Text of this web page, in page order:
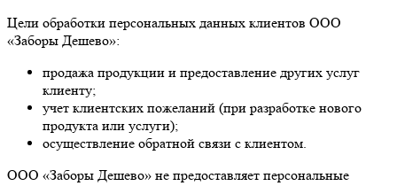
Цели обработки персональных данных клиентов ООО
«Заборы Дешево»:
продажа продукции и предоставление других услуг
клиенту;
учет клиентских пожеланий (при разработке нового
продукта или услуги);
осуществление обратной связи с клиентом.
ООО «Заборы Дешево» не предоставляет персональные